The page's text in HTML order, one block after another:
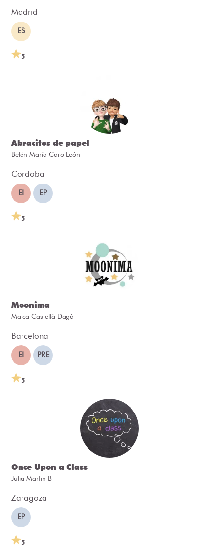
Madrid
ES
5
Abracitos de papel
Belén María Caro León
Cordoba
EI EP
5
Moonima
Maica Castellà Dagà
Barcelona
EI PRE
5
Once Upon a Class
Julia Martin B
Zaragoza
EP
5